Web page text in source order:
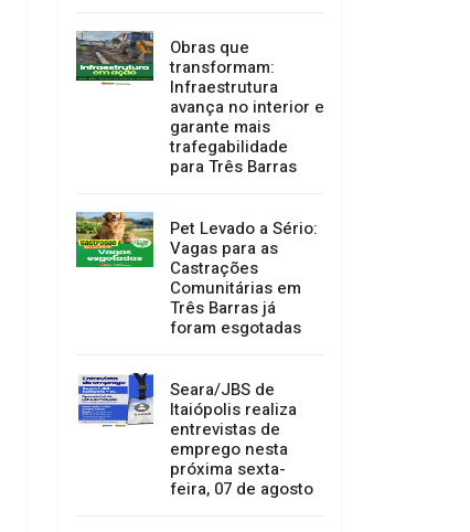
Obras que
transformam:
Infraestrutura
avança no interior e
garante mais
trafegabilidade
para Três Barras
Pet Levado a Sério:
Vagas para as
Castrações
Comunitárias em
Três Barras já
foram esgotadas
Seara/JBS de
Itaiópolis realiza
entrevistas de
emprego nesta
próxima sexta-
feira, 07 de agosto